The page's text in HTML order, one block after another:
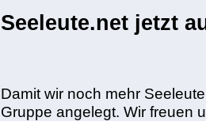
Seeleute.net jetzt
Damit wir noch mehr
Gruppe angelegt. Wir freuen